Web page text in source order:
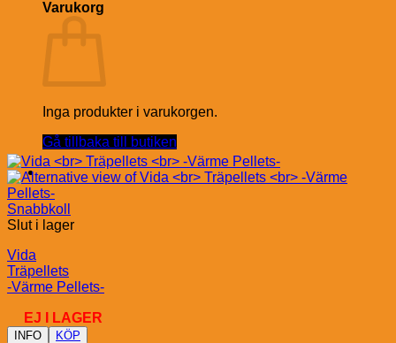
Varukorg
Inga produkter i varukorgen.
Gå tillbaka till butiken
Snabbkoll
Slut i lager
Vida
Träpellets
-Värme Pellets-
EJ I LAGER
INFO KÖP